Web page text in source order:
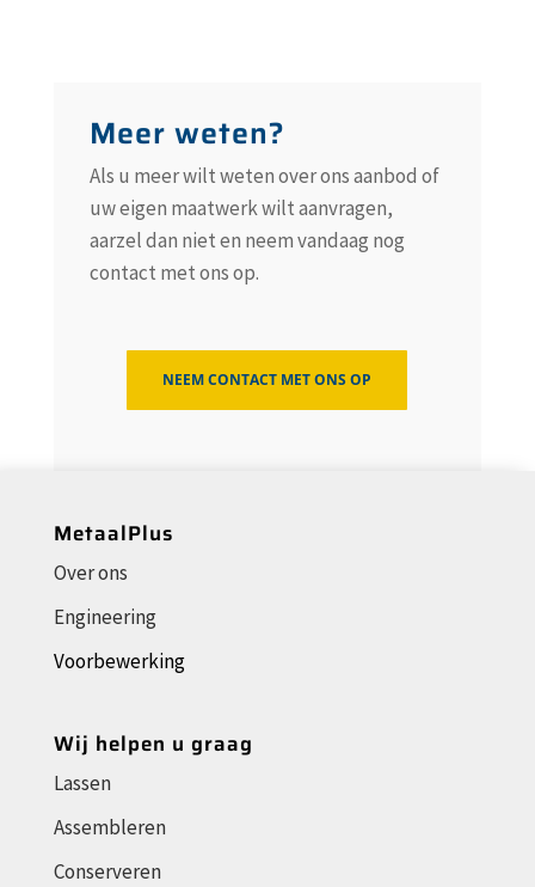
Meer weten?
Als u meer wilt weten over ons aanbod of
uw eigen maatwerk wilt aanvragen,
aarzel dan niet en neem vandaag nog
contact met ons op.
NEEM CONTACT MET ONS OP
MetaalPlus
Over ons
Engineering
Voorbewerking
Wij helpen u graag
Lassen
Assembleren
Conserveren